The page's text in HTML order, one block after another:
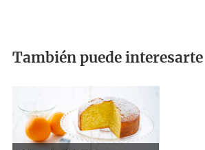
También puede interesarte